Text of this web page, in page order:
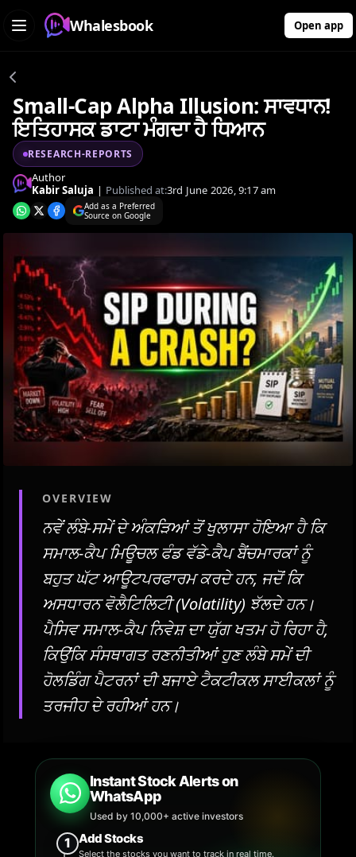
Whalesbook Open app
Small-Cap Alpha Illusion: ਸਾਵਧਾਨ!
ਇਤਿਹਾਸਕ ਡਾਟਾ ਮੰਗਦਾ ਹੈ ਧਿਆਨ
RESEARCH-REPORTS
Author
Kabir Saluja | Published at:3rd June 2026, 9:17 am
Add as a Preferred
Source on Google
OVERVIEW
ਨਵੇਂ ਲੰਬੇ-ਸਮੇਂ ਦੇ ਅੰਕੜਿਆਂ ਤੋਂ ਖੁਲਾਸਾ ਹੋਇਆ ਹੈ ਕਿ
ਸਮਾਲ-ਕੈਪ ਮਿਊਚਲ ਫੰਡ ਵੱਡੇ-ਕੈਪ ਬੈਂਚਮਾਰਕਾਂ ਨੂੰ
ਬਹੁਤ ਘੱਟ ਆਊਟਪਰਫਾਰਮ ਕਰਦੇ ਹਨ, ਜਦੋਂ ਕਿ
ਅਸਧਾਰਨ ਵੋਲੈਟਿਲਿਟੀ (Volatility) ਝੱਲਦੇ ਹਨ।
ਪੈਸਿਵ ਸਮਾਲ-ਕੈਪ ਨਿਵੇਸ਼ ਦਾ ਯੁੱਗ ਖਤਮ ਹੋ ਰਿਹਾ ਹੈ,
ਕਿਉਂਕਿ ਸੰਸਥਾਗਤ ਰਣਨੀਤੀਆਂ ਹੁਣ ਲੰਬੇ ਸਮੇਂ ਦੀ
ਹੋਲਡਿੰਗ ਪੈਟਰਨਾਂ ਦੀ ਬਜਾਏ ਟੈਕਟੀਕਲ ਸਾਈਕਲਾਂ ਨੂੰ
ਤਰਜੀਹ ਦੇ ਰਹੀਆਂ ਹਨ।
Instant Stock Alerts on
WhatsApp
Used by 10,000+ active investors
1 Add Stocks
Select the stocks you want to track in real time.